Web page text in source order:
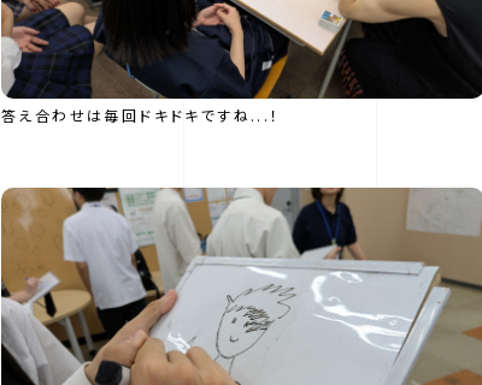
答え合わせは毎回ドキドキですね...！